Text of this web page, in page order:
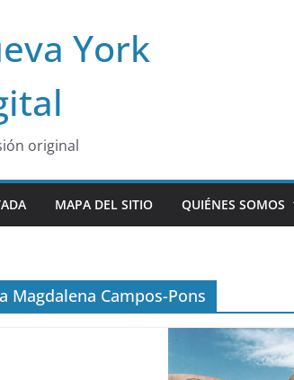
York
original
MAPA DEL SITIO QUIÉNES SOMOS
Magdalena Campos-Pons